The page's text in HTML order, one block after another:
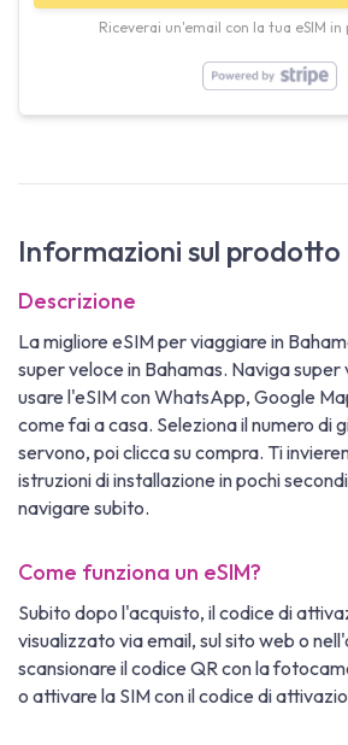
Riceverai un'email con la tua eSIM in
Informazioni sul prodotto
Descrizione
La migliore eSIM per viaggiare in
super veloce in Bahamas. Naviga super
usare l'eSIM con WhatsApp, Google
come fai a casa. Seleziona il numero di
servono, poi clicca su compra. Ti
istruzioni di installazione in pochi
navigare subito.
Come funziona un eSIM?
Subito dopo l'acquisto, il codice di
visualizzato via email, sul sito web o
scansionare il codice QR con la
o attivare la SIM con il codice di